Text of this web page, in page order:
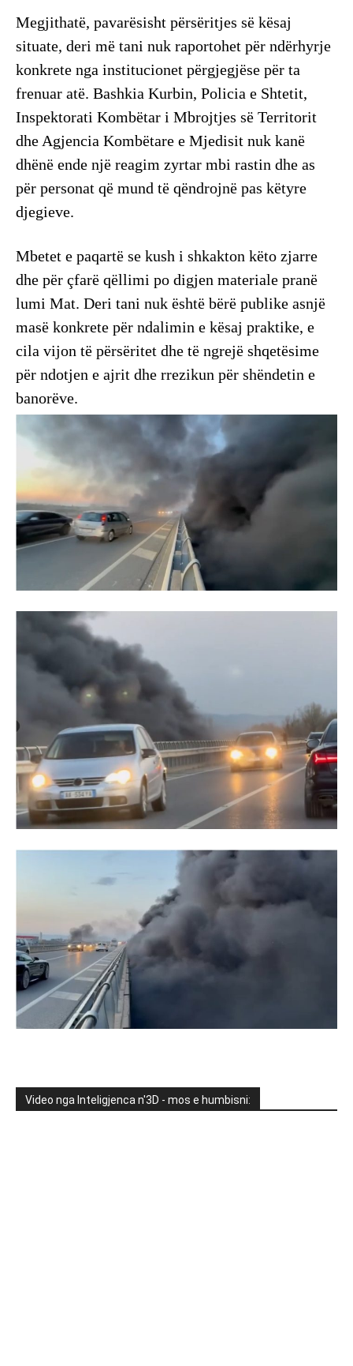
Megjithatë, pavarësisht përsëritjes së kësaj
situate, deri më tani nuk raportohet për ndërhyrje
konkrete nga institucionet përgjegjëse për ta
frenuar atë. Bashkia Kurbin, Policia e Shtetit,
Inspektorati Kombëtar i Mbrojtjes së Territorit
dhe Agjencia Kombëtare e Mjedisit nuk kanë
dhënë ende një reagim zyrtar mbi rastin dhe as
për personat që mund të qëndrojnë pas këtyre
djegieve.
Mbetet e paqartë se kush i shkakton këto zjarre
dhe për çfarë qëllimi po digjen materiale pranë
lumi Mat. Deri tani nuk është bërë publike asnjë
masë konkrete për ndalimin e kësaj praktike, e
cila vijon të përsëritet dhe të ngrejë shqetësime
për ndotjen e ajrit dhe rrezikun për shëndetin e
banorëve.
Video nga Inteligjenca n'3D - mos e humbisni: